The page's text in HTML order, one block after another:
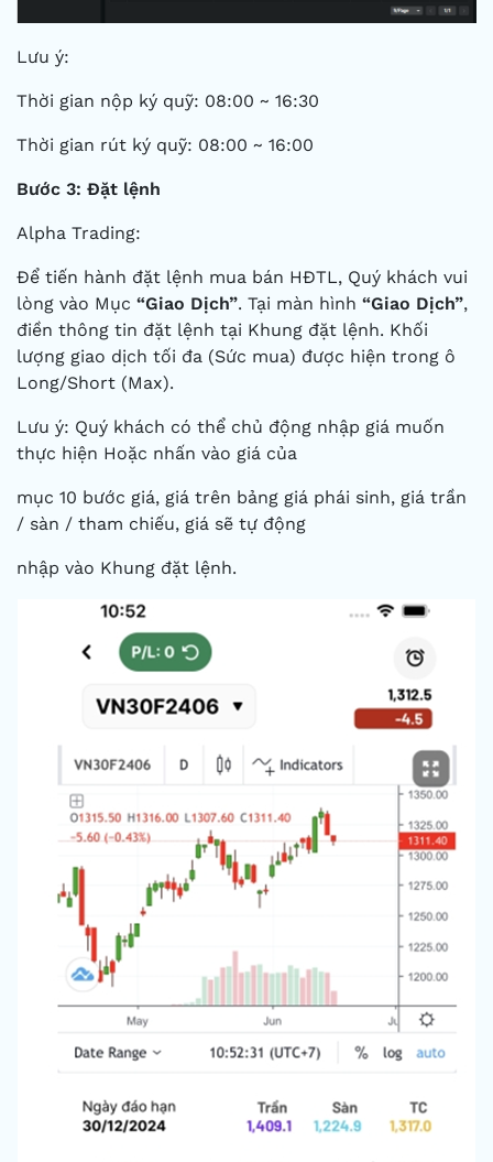
Lưu ý:
Thời gian nộp ký quỹ: 08:00 ~ 16:30
Thời gian rút ký quỹ: 08:00 ~ 16:00
Bước 3: Đặt lệnh
Alpha Trading:
Để tiến hành đặt lệnh mua bán HĐTL, Quý khách vui
lòng vào Mục “Giao Dịch”. Tại màn hình “Giao Dịch”,
điền thông tin đặt lệnh tại Khung đặt lệnh. Khối
lượng giao dịch tối đa (Sức mua) được hiện trong ô
Long/Short (Max).
Lưu ý: Quý khách có thể chủ động nhập giá muốn
thực hiện Hoặc nhấn vào giá của
mục 10 bước giá, giá trên bảng giá phái sinh, giá trần
/ sàn / tham chiếu, giá sẽ tự động
nhập vào Khung đặt lệnh.